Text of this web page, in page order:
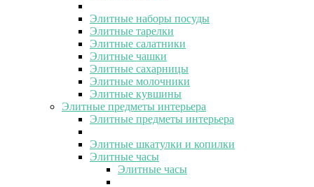
Элитные наборы посуды
Элитные тарелки
Элитные салатники
Элитные чашки
Элитные сахарницы
Элитные молочники
Элитные кувшины
Элитные предметы интерьера
Элитные предметы интерьера
Элитные шкатулки и копилки
Элитные часы
Элитные часы